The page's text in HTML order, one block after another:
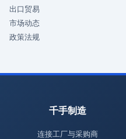
出口贸易
市场动态
政策法规
千手制造
连接工厂与采购商